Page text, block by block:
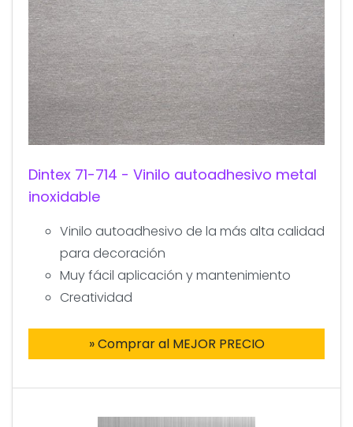
Dintex 71-714 - Vinilo autoadhesivo metal
inoxidable
Vinilo autoadhesivo de la más alta calidad
para decoración
Muy fácil aplicación y mantenimiento
Creatividad
» Comprar al MEJOR PRECIO